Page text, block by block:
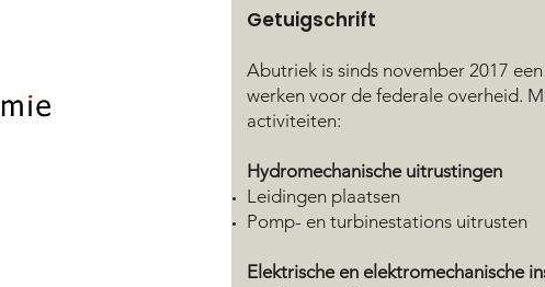
Getuigschrift
Abutriek is sinds november 2017
werken voor de federale overheid.
activiteiten:
Hydromechanische uitrustingen
Leidingen plaatsen
Pomp- en turbinestations uitrusten
Elektrische en elektromechanische